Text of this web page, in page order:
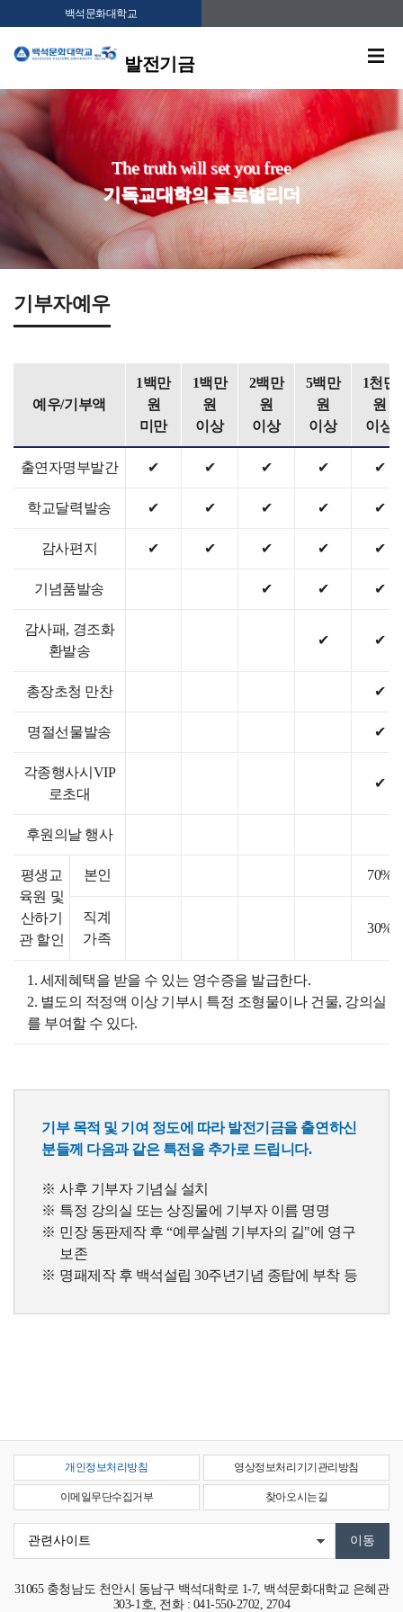
백석문화대학교
발전기금
The truth will set you free
기독교대학의 글로벌리더
기부자예우
예우/기부액
1백만
원
미만
1백만
원
이상
2백만
원
이상
5백만
원
이상
1천만
원
이상
출연자명부발간 ✔ ✔ ✔ ✔ ✔
학교달력발송 ✔ ✔ ✔ ✔ ✔
감사편지 ✔ ✔ ✔ ✔ ✔
기념품발송 ✔ ✔ ✔
감사패, 경조화
환발송
✔ ✔
총장초청 만찬 ✔
명절선물발송 ✔
각종행사시VIP
로초대
✔
후원의날 행사
평생교
육원 및
산하기
관 할인
본인 70%
직계
가족
30%
1. 세제혜택을 받을 수 있는 영수증을 발급한다.
2. 별도의 적정액 이상 기부시 특정 조형물이나 건물, 강의실
를 부여할 수 있다.
기부 목적 및 기여 정도에 따라 발전기금을 출연하신
분들께 다음과 같은 특전을 추가로 드립니다.
사후 기부자 기념실 설치
특정 강의실 또는 상징물에 기부자 이름 명명
민장 동판제작 후 “예루살렘 기부자의 길"에 영구
보존
명패제작 후 백석설립 30주년기념 종탑에 부착 등
개인정보처리방침 영상정보처리기기관리방침
이메일무단수집거부 찾아오시는길
31065 충청남도 천안시 동남구 백석대학로 1-7, 백석문화대학교 은혜관
303-1호, 전화 : 041-550-2702, 2704